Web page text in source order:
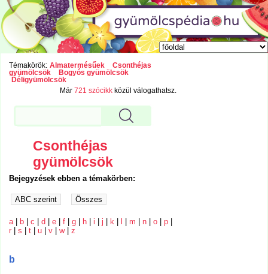
Témakörök: Almatermésűek
Csonthéjas
gyümölcsök
Bogyós gyümölcsök
Déligyümölcsök
Már721 szócikk közül válogathatsz.
Csonthéjas
gyümölcsök
Bejegyzések ebben a témakörben:
a |b |c |d |e |f |g | h |i |j |k |l |m |n |o |p |
r |s |t |u |v |w|z
b